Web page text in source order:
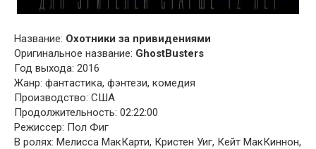
Название: Охотники за привидениями
Оригинальное название: GhostBusters
Год выхода: 2016
Жанр: фантастика, фэнтези, комедия
Производство: США
Продолжительность: 02:22:00
Режиссер: Пол Фиг
В ролях: Мелисса МакКарти, Кристен Уиг, Кейт МакКиннон,